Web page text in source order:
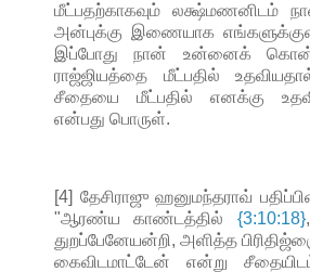
மீட்பதற்காகவும் லக்ஷ்மணனிடம்
அன்புக்கு இணையாக எங்களுக்குள்
இப்போது நான் உன்னைக் கொன்று
ராஜ்ஜியத்தை மீட்பதில்
சீதையை மீட்பதில் எனக்கு உதவி
என்பது பொருள்.
[4] தேசிராஜு ஹனுமந்தராவ்
"ஆரண்ய காண்டத்தில் {3:10:18}
துறப்பேனேயன்றி, அளித்த
கைவிடமாட்டேன் என்று